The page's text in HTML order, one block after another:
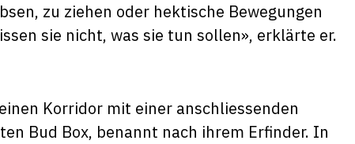
zu ziehen oder hektische Bewegungen
sie nicht, was sie tun sollen», erklärte er.
Korridor mit einer anschliessenden
Bud Box, benannt nach ihrem Erfinder. In